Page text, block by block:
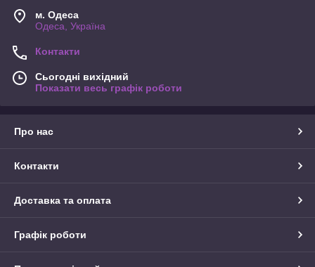
м. Одеса
Одеса, Україна
Контакти
Сьогодні вихідний
Показати весь графік роботи
Про нас
Контакти
Доставка та оплата
Графік роботи